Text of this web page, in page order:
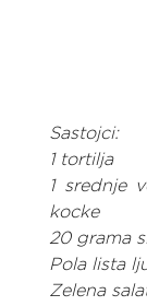
Sastojci:
1 tortilja
1 srednje
kocke
20 grama
Pola lista
Zelena